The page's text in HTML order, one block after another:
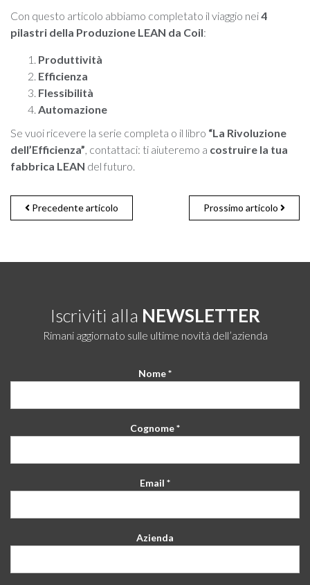
Con questo articolo abbiamo completato il viaggio nei4
pilastri della Produzione LEAN da Coil:
Produttività
Efficienza
Flessibilità
Automazione
Se vuoi ricevere la serie completa o il libro “La Rivoluzione
dell’Efficienza” , contattaci: ti aiuteremo a costruire la tua
fabbrica LEAN del futuro.
Precedente articolo Prossimo articolo
Iscriviti alla NEWSLETTER
Rimani aggiornato sulle ultime novità dell’azienda
Nome *
Cognome *
Email *
Azienda